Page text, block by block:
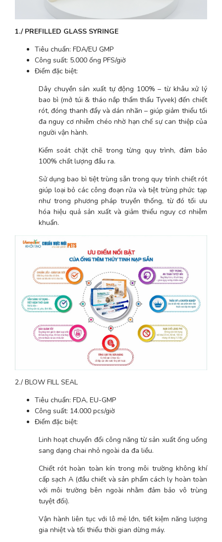
1./ PREFILLED GLASS SYRINGE
Tiêu chuẩn: FDA/EU GMP
Công suất: 5.000 ống PFS/giờ
Điểm đặc biệt:
Dây chuyền sản xuất tự động 100% – từ khâu xử lý
bao bì (mở túi & tháo nắp thẩm thấu Tyvek) đến chiết
rót, đóng thanh đẩy và dán nhãn – giúp giảm thiểu tối
đa nguy cơ nhiễm chéo nhờ hạn chế sự can thiệp của
người vận hành.
Kiểm soát chặt chẽ trong từng quy trình, đảm bảo
100% chất lượng đầu ra.
Sử dụng bao bì tiệt trùng sẵn trong quy trình chiết rót
giúp loại bỏ các công đoạn rửa và tiệt trùng phức tạp
như trong phương pháp truyền thống, từ đó tối ưu
hóa hiệu quả sản xuất và giảm thiểu nguy cơ nhiễm
khuẩn.
2./ BLOW FILL SEAL
Tiêu chuẩn: FDA, EU-GMP
Công suất: 14.000 pcs/giờ
Điểm đặc biệt:
Linh hoạt chuyển đổi công năng từ sản xuất ống uống
sang dạng chai nhỏ ngoài da đa liều.
Chiết rót hoàn toàn kín trong môi trường không khí
cấp sạch A (đầu chiết và sản phẩm cách ly hoàn toàn
với môi trường bên ngoài nhằm đảm bảo vô trùng
tuyệt đối).
Vận hành liên tục với lô mẻ lớn, tiết kiệm năng lượng
gia nhiệt và tối thiểu thời gian dừng máy.